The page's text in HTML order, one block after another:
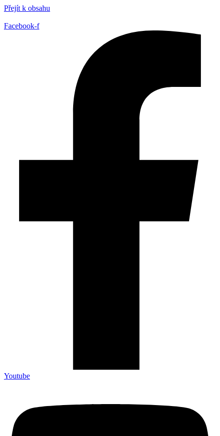
Přejít k obsahu
Facebook-f
Youtube